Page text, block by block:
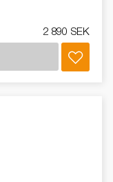
2 890 SEK